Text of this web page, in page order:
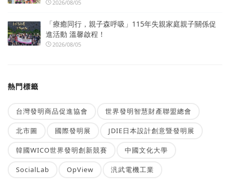
2026/08/05
「療癒同行，親子森呼吸」115年失親家庭親子關係促
進活動 溫馨啟程！
2026/08/05
熱門標籤
台灣發明商品促進協會 世界發明智慧財產聯盟總會
北市圖 國際發明展 JDIE日本設計創意暨發明展
韓國WICO世界發明創新競賽 中國文化大學
SocialLab OpView 汎武電機工業